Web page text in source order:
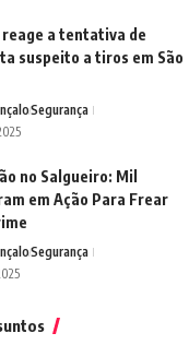
a tentativa de
suspeito a tiros em São
Segurança
no Salgueiro: Mil
em Ação Para Frear
Segurança